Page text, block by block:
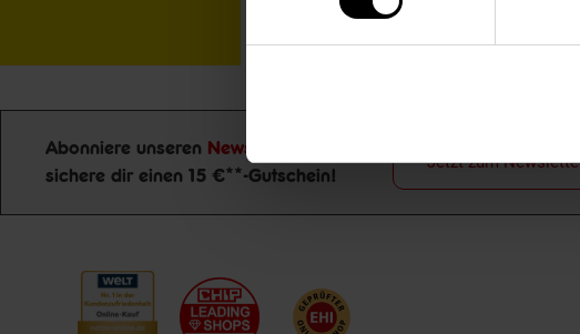
Newsletter Anmeldung
Abonniere unseren Newsletter
sichere dir einen 15 €**-Gutschein!
Jetzt zum